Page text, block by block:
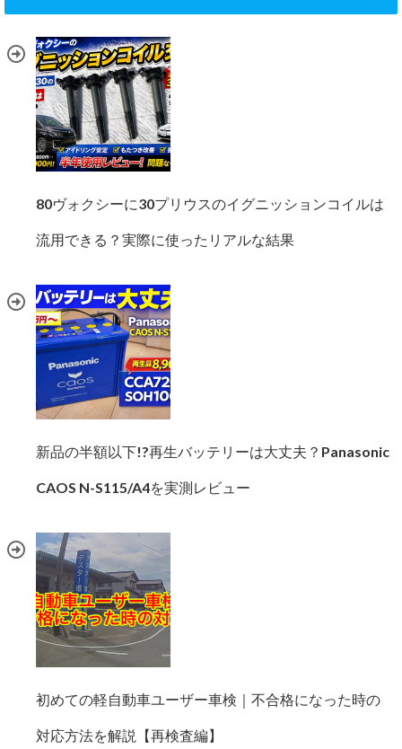
80ヴォクシーに30プリウスのイグニッションコイルは
流用できる？実際に使ったリアルな結果
新品の半額以下!?再生バッテリーは大丈夫？Panasonic
CAOS N-S115/A4を実測レビュー
初めての軽自動車ユーザー車検｜不合格になった時の
対応方法を解説【再検査編】